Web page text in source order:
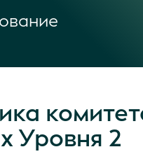
Уровня 2